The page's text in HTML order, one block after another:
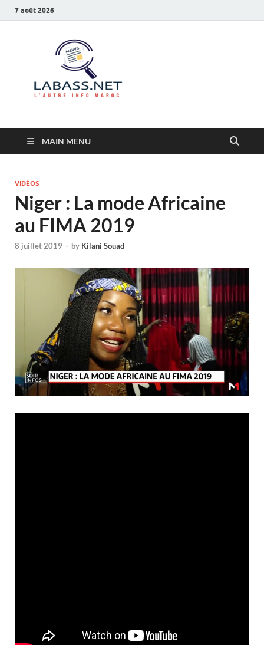
7 août 2026
MAIN MENU
VIDÉOS
Niger : La mode Africaine
au FIMA 2019
8 juillet 2019 - by Kilani Souad